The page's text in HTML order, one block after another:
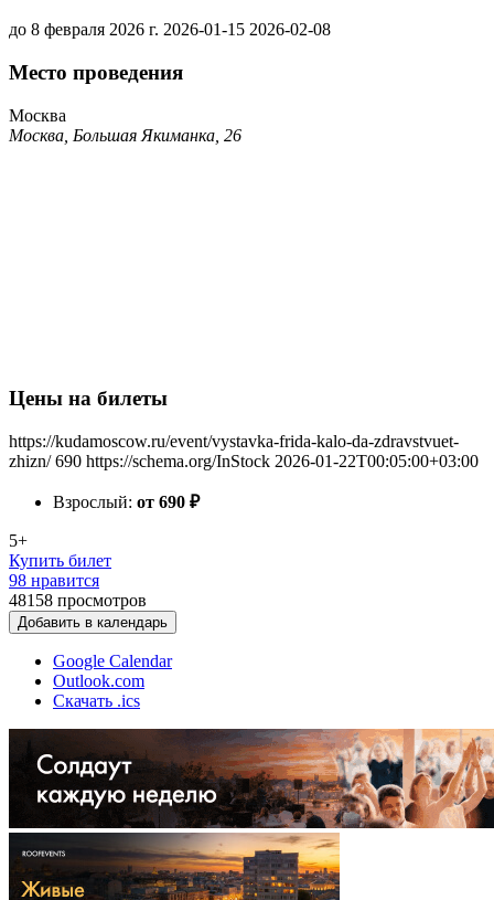
до 8 февраля 2026 г. 2026-01-15 2026-02-08
Место проведения
Москва
Москва, Большая Якиманка, 26
Цены на билеты
https://kudamoscow.ru/event/vystavka-frida-kalo-da-zdravstvuet-
zhizn/ 690 https://schema.org/InStock 2026-01-22T00:05:00+03:00
Взрослый: от 690 ₽
5+
Купить билет
98 нравится
48158 просмотров
Добавить в календарь
Google Calendar
Outlook.com
Скачать .ics